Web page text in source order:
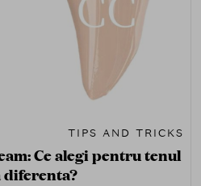
TIPS AND TRICKS
Ce alegi pentru tenul
diferenta?